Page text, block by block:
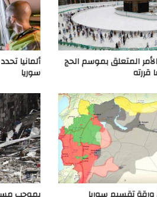
المتعلق بموسم الحج
قررته
ألمانيا
سوريا